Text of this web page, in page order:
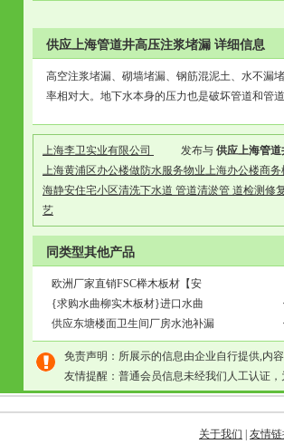
供应上海管道井高压注浆堵漏 详细信息
高空注浆堵漏、砌墙堵漏、钢筋混泥土、水不漏
率相对大。地下水本身的压力也是破坏管道和管
上海李卫实业有限公司 发布与 供应上海管
上海黄浦区办公楼做防水服务物业上海办公楼商
海静安住宅小区清洗下水道 管道清淤管 道检测修
艺
同类型其他产品
欧洲厂家直销FSC榉木板材【安
{求购水曲柳实木板材}进口水曲
供应东塘楼面卫生间厂房水池补漏
免责声明：所展示的信息由企业自行提供,内
友情提醒：普通会员信息未经我们人工认证
关于我们 友情